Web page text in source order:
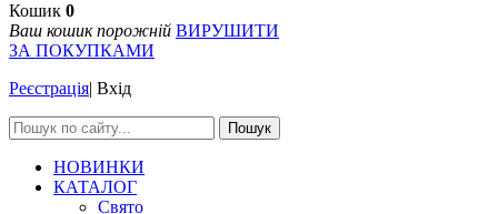
Кошик 0
Ваш кошик порожній ВИРУШИТИ
ЗА ПОКУПКАМИ
Реєстрація| Вхід
Пошук
НОВИНКИ
КАТАЛОГ
Свято